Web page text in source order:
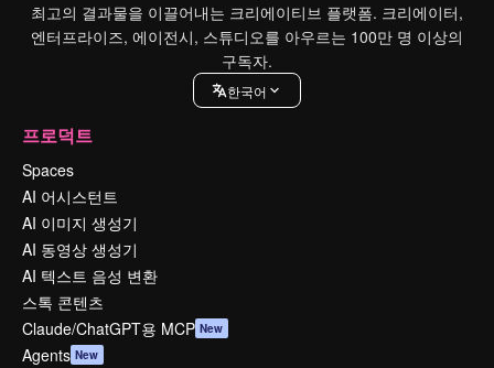
최고의 결과물을 이끌어내는 크리에이티브 플랫폼. 크리에이터,
엔터프라이즈, 에이전시, 스튜디오를 아우르는 100만 명 이상의
구독자.
한국어
프로덕트
Spaces
AI 어시스턴트
AI 이미지 생성기
AI 동영상 생성기
AI 텍스트 음성 변환
스톡 콘텐츠
Claude/ChatGPT용 MCP New
Agents New